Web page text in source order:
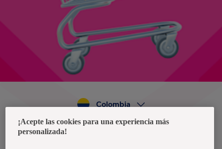
Política de privacidad de datos
Colombia
¡Acepte las cookies para una experiencia más
personalizada!